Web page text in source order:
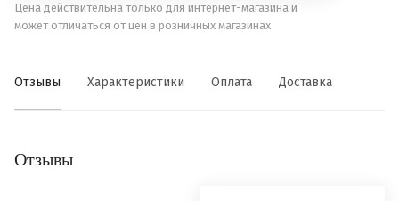
Цена действительна только для интернет-магазина и
может отличаться от цен в розничных магазинах
Отзывы Характеристики Оплата Доставка
Отзывы